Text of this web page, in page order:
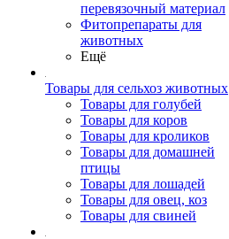
перевязочный материал
Фитопрепараты для
животных
Ещё
Товары для сельхоз животных
Товары для голубей
Товары для коров
Товары для кроликов
Товары для домашней
птицы
Товары для лошадей
Товары для овец, коз
Товары для свиней